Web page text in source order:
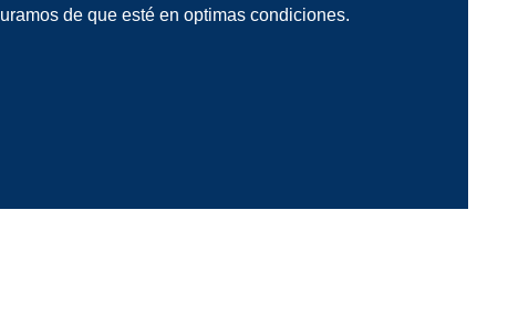
de que esté en optimas condiciones.